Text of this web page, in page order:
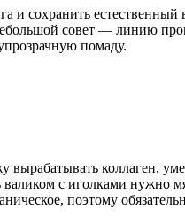
и сохранить естественный
совет — линию
помаду.
вырабатывать коллаген,
с иголками нужно
поэтому